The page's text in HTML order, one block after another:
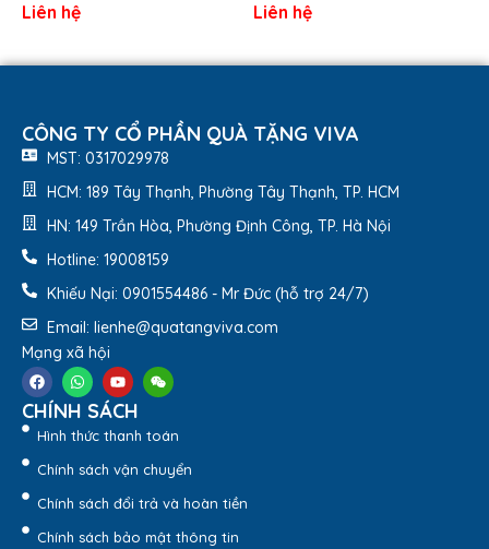
Liên hệ Liên hệ
CÔNG TY CỔ PHẦN QUÀ TẶNG VIVA
MST: 0317029978
HCM: 189 Tây Thạnh, Phường Tây Thạnh, TP. HCM
HN: 149 Trần Hòa, Phường Định Công, TP. Hà Nội
Hotline: 19008159
Khiếu Nại: 0901554486 - Mr Đức (hỗ trợ 24/7)
Email: lienhe@quatangviva.com
Mạng xã hội
CHÍNH SÁCH
Hình thức thanh toán
Chính sách vận chuyển
Chính sách đổi trả và hoàn tiền
Chính sách bảo mật thông tin